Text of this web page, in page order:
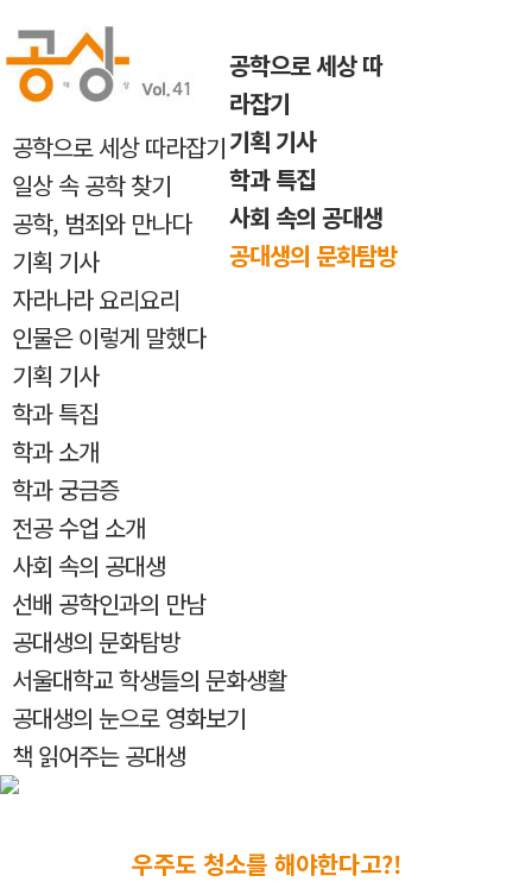
공학으로 세상 따
라잡기
기획 기사
학과 특집
사회 속의 공대생
공대생의 문화탐방
공학으로 세상 따라잡기
일상 속 공학 찾기
공학, 범죄와 만나다
기획 기사
자라나라 요리요리
인물은 이렇게 말했다
기획 기사
학과 특집
학과 소개
학과 궁금증
전공 수업 소개
사회 속의 공대생
선배 공학인과의 만남
공대생의 문화탐방
서울대학교 학생들의 문화생활
공대생의 눈으로 영화보기
책 읽어주는 공대생
우주도 청소를 해야한다고?!